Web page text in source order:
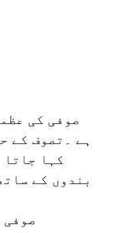
صوفی کی
ہے ۔تصوف کے
کہا
بندوں کے
صوفی